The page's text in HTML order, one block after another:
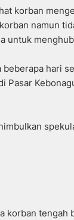
korban
namun
untuk
hari
Pasar
korban tengah